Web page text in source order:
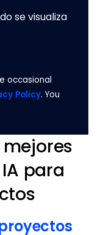
se visualiza
occasional
Policy. You
mejores
para